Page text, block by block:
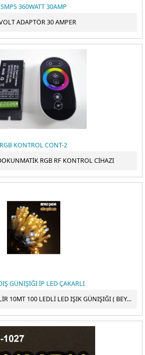
SMPS 360WATT 30AMP
ADAPTÖR 30 AMPER
RGB KONTROL CONT-2
RGB RF KONTROL CİHAZI
GÜNIŞIĞI İP LED ÇAKARLI
DIŞ MEKAN EKLENEBİLİR 10MT 100 LEDLİ LED IŞIK GÜNIŞIĞI ( BEYAZ ÇAKARLI ) 220V IP65